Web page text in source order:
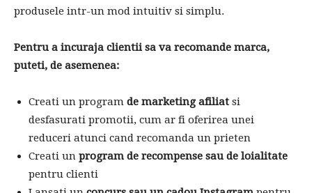
produsele intr-un mod intuitiv si simplu.
Pentru a incuraja clientii sa va recomande marca,
puteti, de asemenea:
Creati un program de marketing afiliat si
desfasurati promotii, cum ar fi oferirea unei
reduceri atunci cand recomanda un prieten
Creati un program de recompense sau de loialitate
pentru clienti